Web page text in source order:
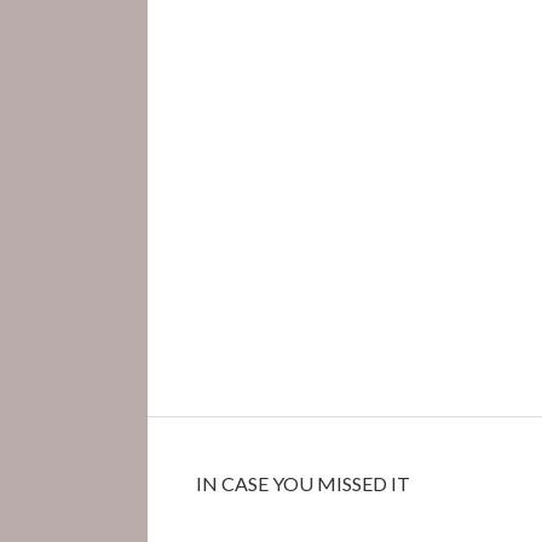
IN CASE YOU MISSED IT